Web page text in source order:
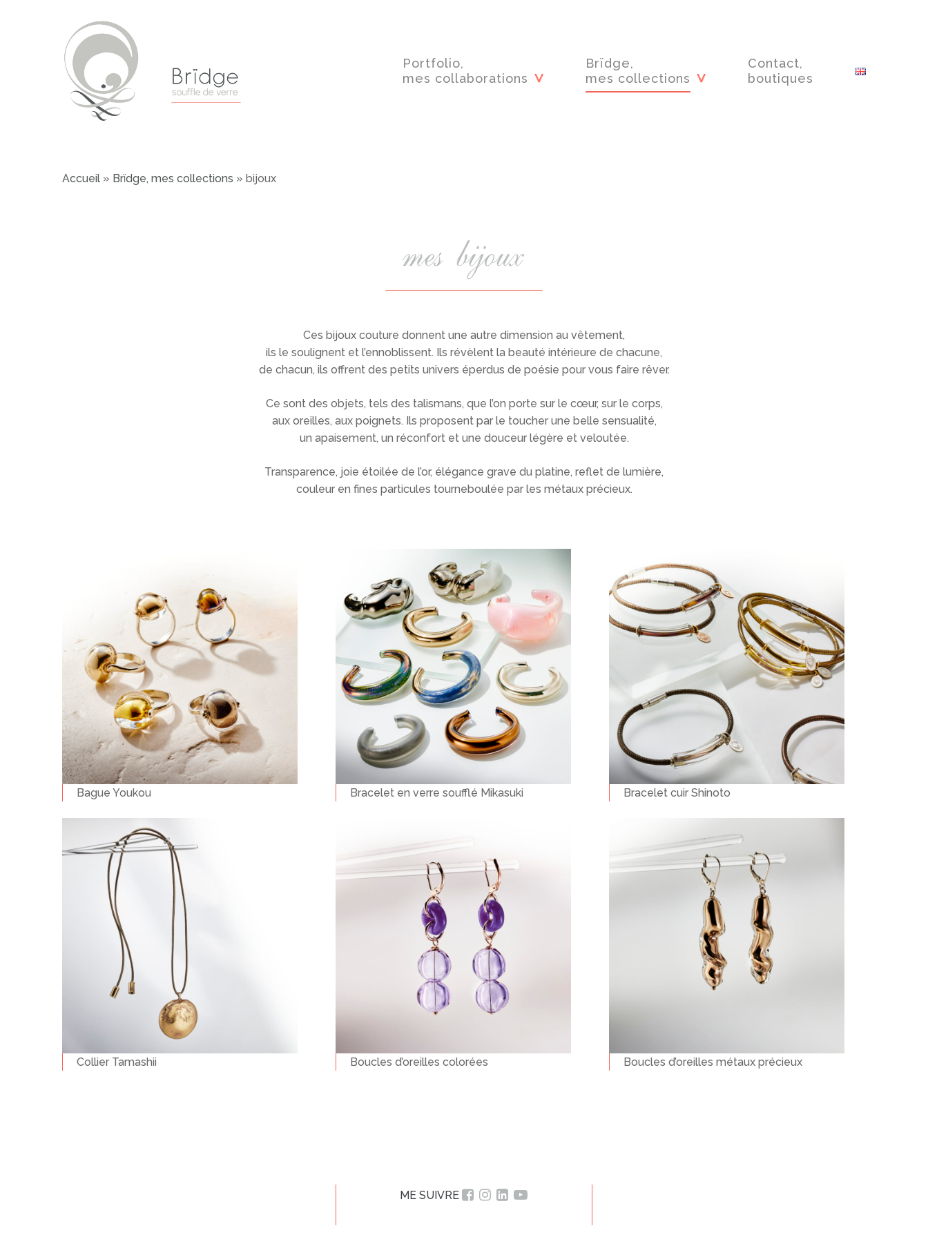
Portfolio,
mes collaborations
Brïdge,
mes collections
Contact,
boutiques
Accueil » Brïdge, mes collections » bijoux
Ces bijoux couture donnent une autre dimension au vêtement,
ils le soulignent et l’ennoblissent. Ils révèlent la beauté intérieure de chacune,
de chacun, ils offrent des petits univers éperdus de poésie pour vous faire rêver.
Ce sont des objets, tels des talismans, que l’on porte sur le cœur, sur le corps,
aux oreilles, aux poignets. Ils proposent par le toucher une belle sensualité,
un apaisement, un réconfort et une douceur légère et veloutée.
Transparence, joie étoilée de l’or, élégance grave du platine, reflet de lumière,
couleur en fines particules tourneboulée par les métaux précieux.
Bague Youkou Bracelet en verre soufflé Mikasuki Bracelet cuir Shinoto
Collier Tamashii Boucles d’oreilles colorées Boucles d’oreilles métaux précieux
ME SUIVRE